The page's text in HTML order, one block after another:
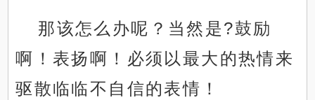
那该怎么办呢？当然是?鼓励
啊！表扬啊！必须以最大的热情来
驱散临临不自信的表情！